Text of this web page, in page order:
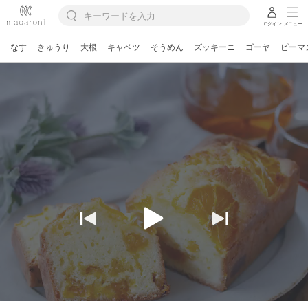
ログイン メニュー
なす きゅうり 大根 キャベツ そうめん ズッキーニ ゴーヤ ピーマ